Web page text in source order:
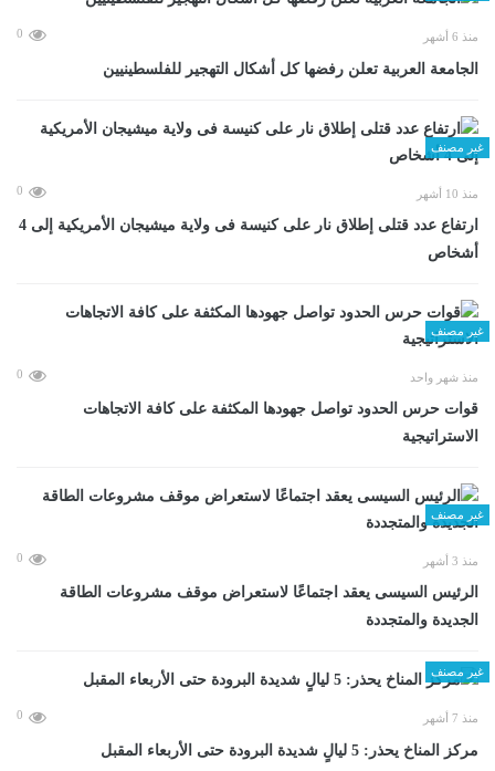
منذ 6 أشهر 0
الجامعة العربية تعلن رفضها كل أشكال التهجير للفلسطينيين
غير مصنف
منذ 10 أشهر 0
ارتفاع عدد قتلى إطلاق نار على كنيسة فى ولاية ميشيجان الأمريكية إلى 4
أشخاص
غير مصنف
منذ شهر واحد 0
قوات حرس الحدود تواصل جهودها المكثفة على كافة الاتجاهات
الاستراتيجية
غير مصنف
منذ 3 أشهر 0
الرئيس السيسى يعقد اجتماعًا لاستعراض موقف مشروعات الطاقة
الجديدة والمتجددة
غير مصنف
منذ 7 أشهر 0
مركز المناخ يحذر: 5 ليالٍ شديدة البرودة حتى الأربعاء المقبل